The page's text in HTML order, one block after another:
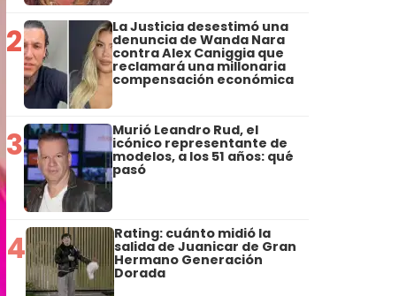
2 La Justicia desestimó una
denuncia de Wanda Nara
contra Alex Caniggia que
reclamará una millonaria
compensación económica
3 Murió Leandro Rud, el
icónico representante de
modelos, a los 51 años: qué
pasó
4 Rating: cuánto midió la
salida de Juanicar de Gran
Hermano Generación
Dorada